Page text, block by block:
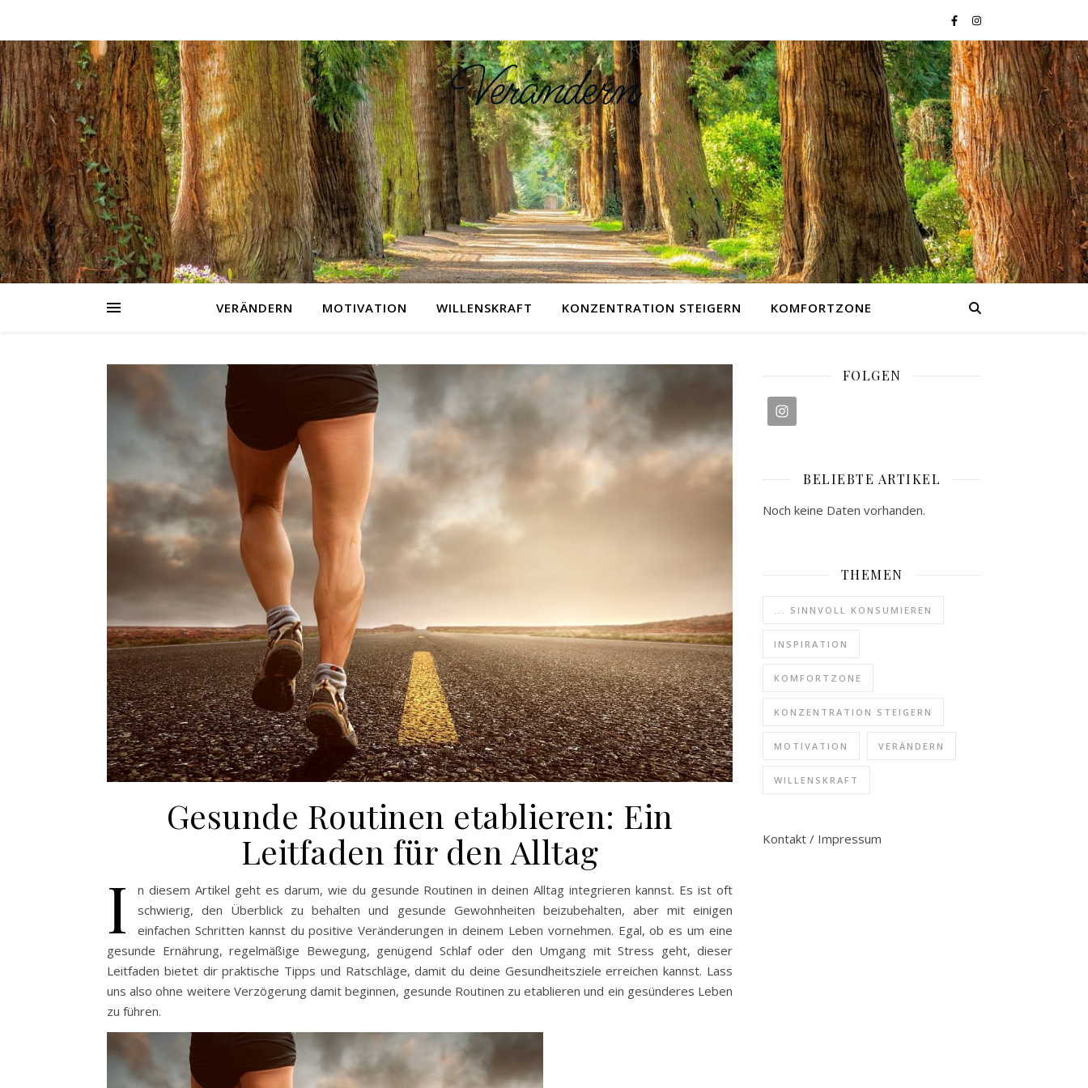
Verändern
VERÄNDERN MOTIVATION WILLENSKRAFT KONZENTRATION STEIGERN KOMFORTZONE
Gesunde Routinen etablieren: Ein
Leitfaden für den Alltag
I
n diesem Artikel geht es darum, wie du gesunde Routinen in deinen Alltag integrieren kannst. Es ist oft
schwierig, den Überblick zu behalten und gesunde Gewohnheiten beizubehalten, aber mit einigen
einfachen Schritten kannst du positive Veränderungen in deinem Leben vornehmen. Egal, ob es um eine
gesunde Ernährung, regelmäßige Bewegung, genügend Schlaf oder den Umgang mit Stress geht, dieser
Leitfaden bietet dir praktische Tipps und Ratschläge, damit du deine Gesundheitsziele erreichen kannst. Lass
uns also ohne weitere Verzögerung damit beginnen, gesunde Routinen zu etablieren und ein gesünderes Leben
zu führen.
FOLGEN
BELIEBTE ARTIKEL
Noch keine Daten vorhanden.
THEMEN
... SINNVOLL KONSUMIEREN
INSPIRATION
KOMFORTZONE
KONZENTRATION STEIGERN
MOTIVATION VERÄNDERN
WILLENSKRAFT
Kontakt / Impressum